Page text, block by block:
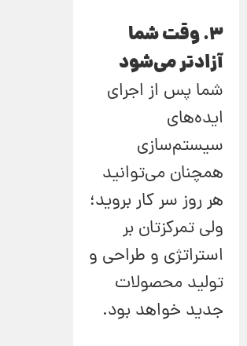
3. وقت شما
آزادتر می‌شود
شما پس از اجرای
ایده‌های
سیستم‌سازی
همچنان می‌توانید
هر روز سر کار بروید؛
ولی تمرکزتان بر
استراتژی و طراحی و
تولید محصولات
جدید خواهد بود.